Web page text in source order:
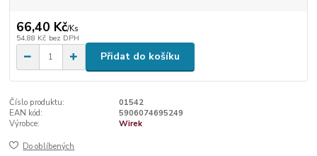
66,40 Kč/Ks
54,88 Kč bez DPH
Přidat do košíku
Číslo produktu:
01542
EAN kód:
5906074695249
Výrobce:
Wirek
Do oblíbených